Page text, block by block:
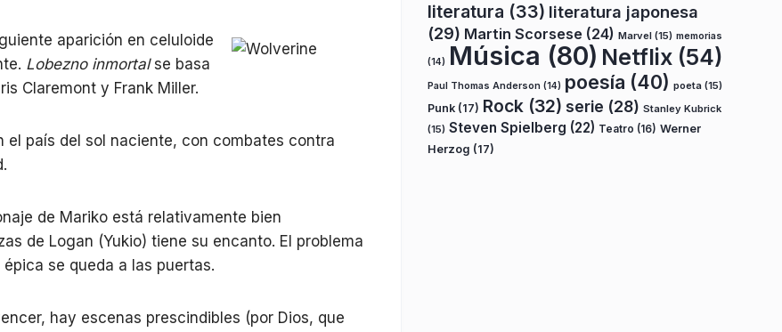
aparición en celuloide
Lobezno inmortalse basa
Claremont y Frank Miller.
el país del sol naciente, con combates contra
de Mariko está relativamente bien
de Logan (Yukio) tiene su encanto. El problema
se queda a las puertas.
hay escenas prescindibles (por Dios, que
literatura (33) literatura japonesa
(29) Martin Scorsese (24) Marvel (15) memorias
(14) Música (80) Netflix (54)
Paul Thomas Anderson (14) poesía (40) poeta (15)
Punk (17) Rock (32) serie (28) Stanley Kubrick
(15) Steven Spielberg (22) Teatro (16) Werner
Herzog (17)